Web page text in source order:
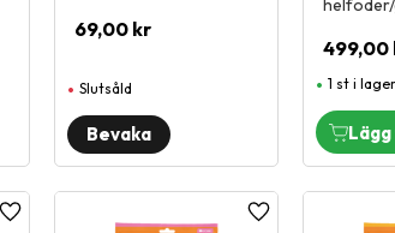
69,00 kr
Slutsåld
499,00
1 st i lager
Lägg till i favoriter Lägg till i favoriter